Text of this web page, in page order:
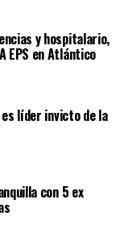
y hospitalario,
EPS en Atlántico
líder invicto de la
con 5 ex